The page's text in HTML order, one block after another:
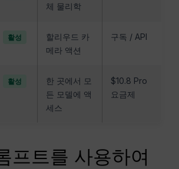
체 물리학
활성
할리우드 카
메라 액션
구독 / API
활성
한 곳에서 모
든 모델에 액
세스
$10.8 Pro
요금제
프트를 사용하여